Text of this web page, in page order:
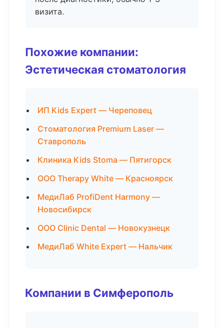
визита.
Похожие компании:
Эстетическая стоматология
ИП Kids Expert — Череповец
Стоматология Premium Laser —
Ставрополь
Клиника Kids Stoma — Пятигорск
ООО Therapy White — Красноярск
МедиЛаб ProfiDent Harmony —
Новосибирск
ООО Clinic Dental — Новокузнецк
МедиЛаб White Expert — Нальчик
Компании в Симферополь